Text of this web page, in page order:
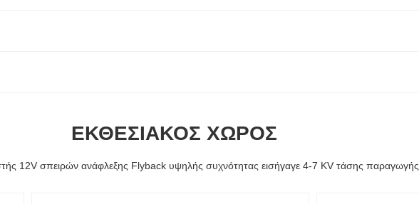
ΕΚΘΕΣΙΑΚΌΣ ΧΏΡΟΣ
12V σπειρών ανάφλεξης Flyback υψηλής συχνότητας εισήγαγε 4-7 KV τάσης παραγωγής